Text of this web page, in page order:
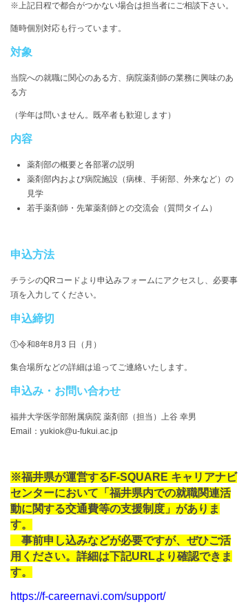
※上記日程で都合がつかない場合は担当者にご相談下さい。
随時個別対応も行っています。
対象
当院への就職に関心のある方、病院薬剤師の業務に興味のあ
る方
（学年は問いません。既卒者も歓迎します）
内容
薬剤部の概要と各部署の説明
薬剤部内および病院施設（病棟、手術部、外来など）の
見学
若手薬剤師・先輩薬剤師との交流会（質問タイム）
申込方法
チラシのQRコードより申込みフォームにアクセスし、必要事
項を入力してください。
申込締切
①令和8年8月3 日（月）
集合場所などの詳細は追ってご連絡いたします。
申込み・お問い合わせ
福井大学医学部附属病院 薬剤部（担当）上谷 幸男
Email：yukiok@u-fukui.ac.jp
※福井県が運営するF-SQUARE キャリアナビ
センターにおいて「福井県内での就職関連活
動に関する交通費等の支援制度」がありま
す。
事前申し込みなどが必要ですが、ぜひご活
用ください。詳細は下記URLより確認できま
す。
https://f-careernavi.com/support/